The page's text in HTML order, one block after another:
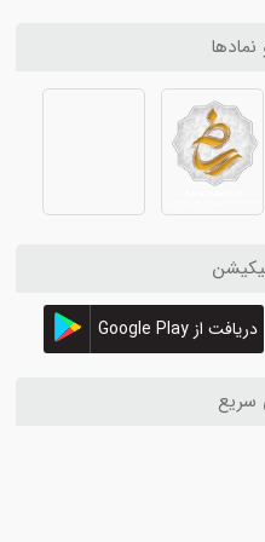
دریافت از Google Play
سریع